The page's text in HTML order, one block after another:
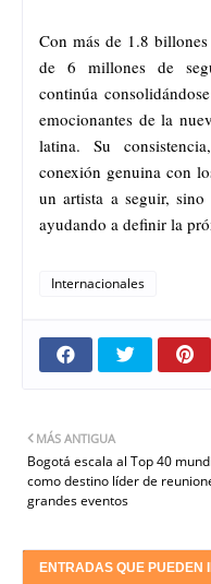
Con más de 1.8
de 6 millones de
continúa
emocionantes de la
latina. Su
conexión genuina con
un artista a seguir,
ayudando a definir la
Internacionales
MÁS ANTIGUA
Bogotá escala al Top 40
como destino líder de
grandes eventos
ENTRADAS QUE PUEDEN